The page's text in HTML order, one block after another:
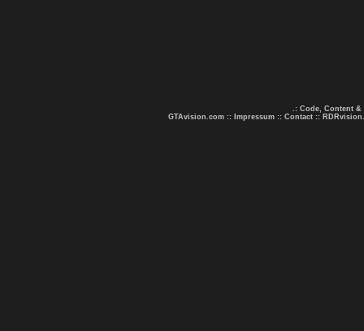
.: Code, Content &
GTAvision.com :: Impressum :: Contact ::